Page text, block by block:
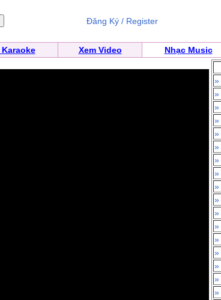
Đăng Ký / Register
Karaoke Xem Video Nhạc Music
»
»
»
»
»
»
»
»
»
»
»
»
»
»
»
»
»